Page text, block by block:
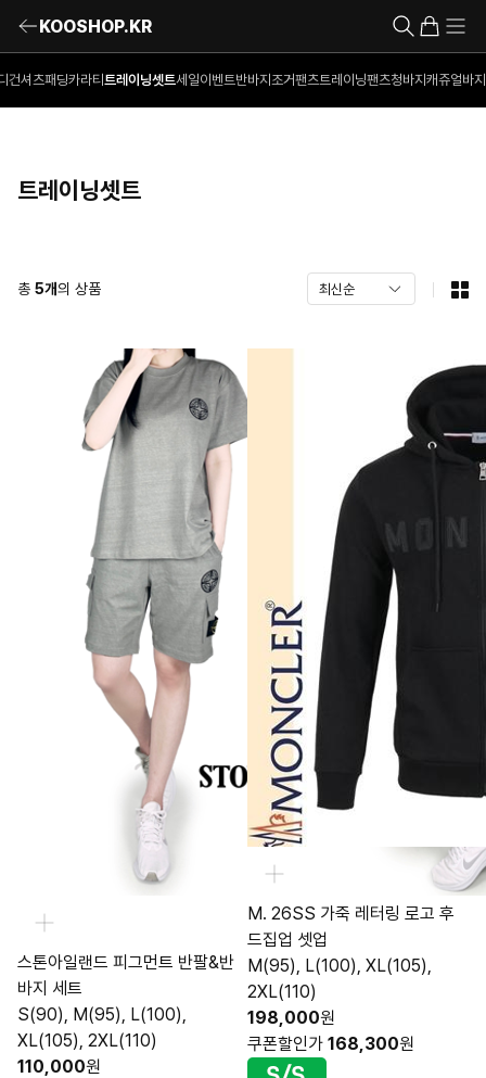
KOOSHOP.KR
건셔츠패딩카라티 트레이닝셋트세일이벤트반바지 조거팬츠트레이닝팬츠청바지 캐쥬얼바지
트레이닝셋트
총 5개의 상품
스톤아일랜드 피그먼트 반팔&반
바지 세트
S(90), M(95), L(100),
XL(105), 2XL(110)
110,000원
M. 26SS 가죽 레터링 로고 후
드집업 셋업
M(95), L(100), XL(105),
2XL(110)
198,000원
쿠폰할인가 168,300원